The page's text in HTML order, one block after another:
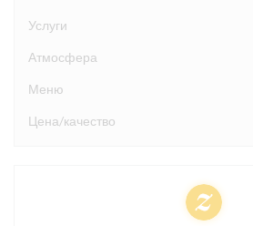
Услуги
Атмосфера
Меню
Цена/качество